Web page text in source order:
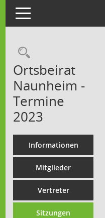
Toggle navigation
Ortsbeirat
Naunheim -
Termine
2023
Informationen
Mitglieder
Vertreter
Sitzungen